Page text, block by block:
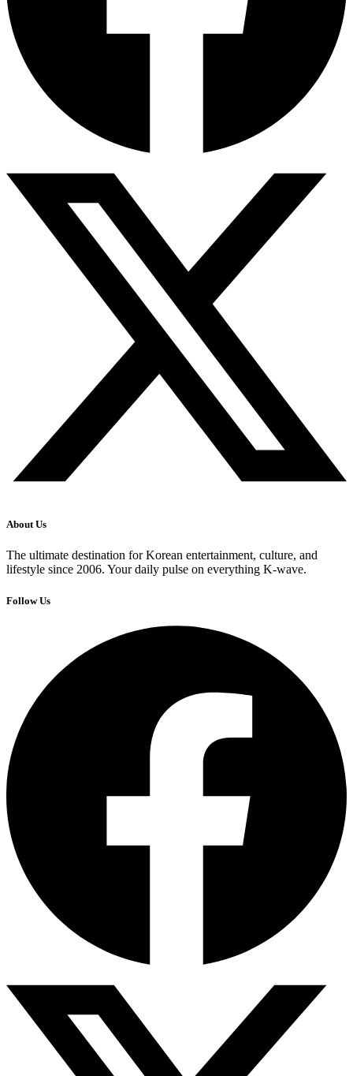
About Us
The ultimate destination for Korean entertainment, culture, and
lifestyle since 2006. Your daily pulse on everything K-wave.
Follow Us